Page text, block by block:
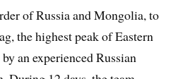
of Russia and Mongolia, to
the highest peak of Eastern
an experienced Russian